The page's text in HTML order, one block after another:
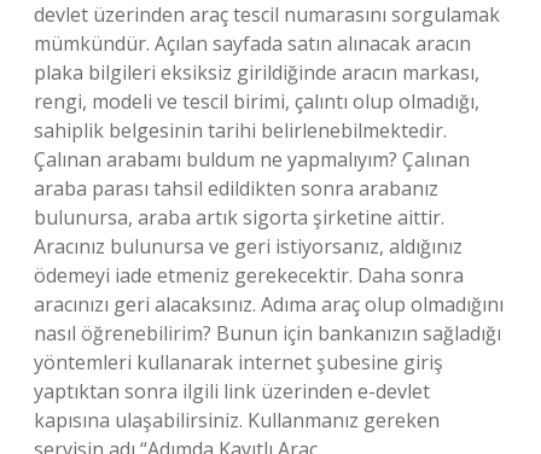
devlet üzerinden araç tescil numarasını sorgulamak
mümkündür. Açılan sayfada satın alınacak aracın
plaka bilgileri eksiksiz girildiğinde aracın markası,
rengi, modeli ve tescil birimi, çalıntı olup olmadığı,
sahiplik belgesinin tarihi belirlenebilmektedir.
Çalınan arabamı buldum ne yapmalıyım? Çalınan
araba parası tahsil edildikten sonra arabanız
bulunursa, araba artık sigorta şirketine aittir.
Aracınız bulunursa ve geri istiyorsanız, aldığınız
ödemeyi iade etmeniz gerekecektir. Daha sonra
aracınızı geri alacaksınız. Adıma araç olup olmadığını
nasıl öğrenebilirim? Bunun için bankanızın sağladığı
yöntemleri kullanarak internet şubesine giriş
yaptıktan sonra ilgili link üzerinden e-devlet
kapısına ulaşabilirsiniz. Kullanmanız gereken